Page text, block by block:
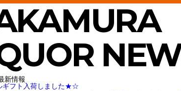
新情報
フト入荷しました★☆